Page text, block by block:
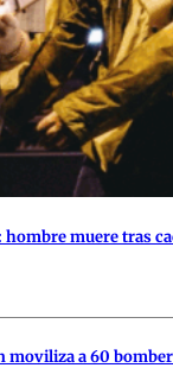
muere tras
moviliza a 60